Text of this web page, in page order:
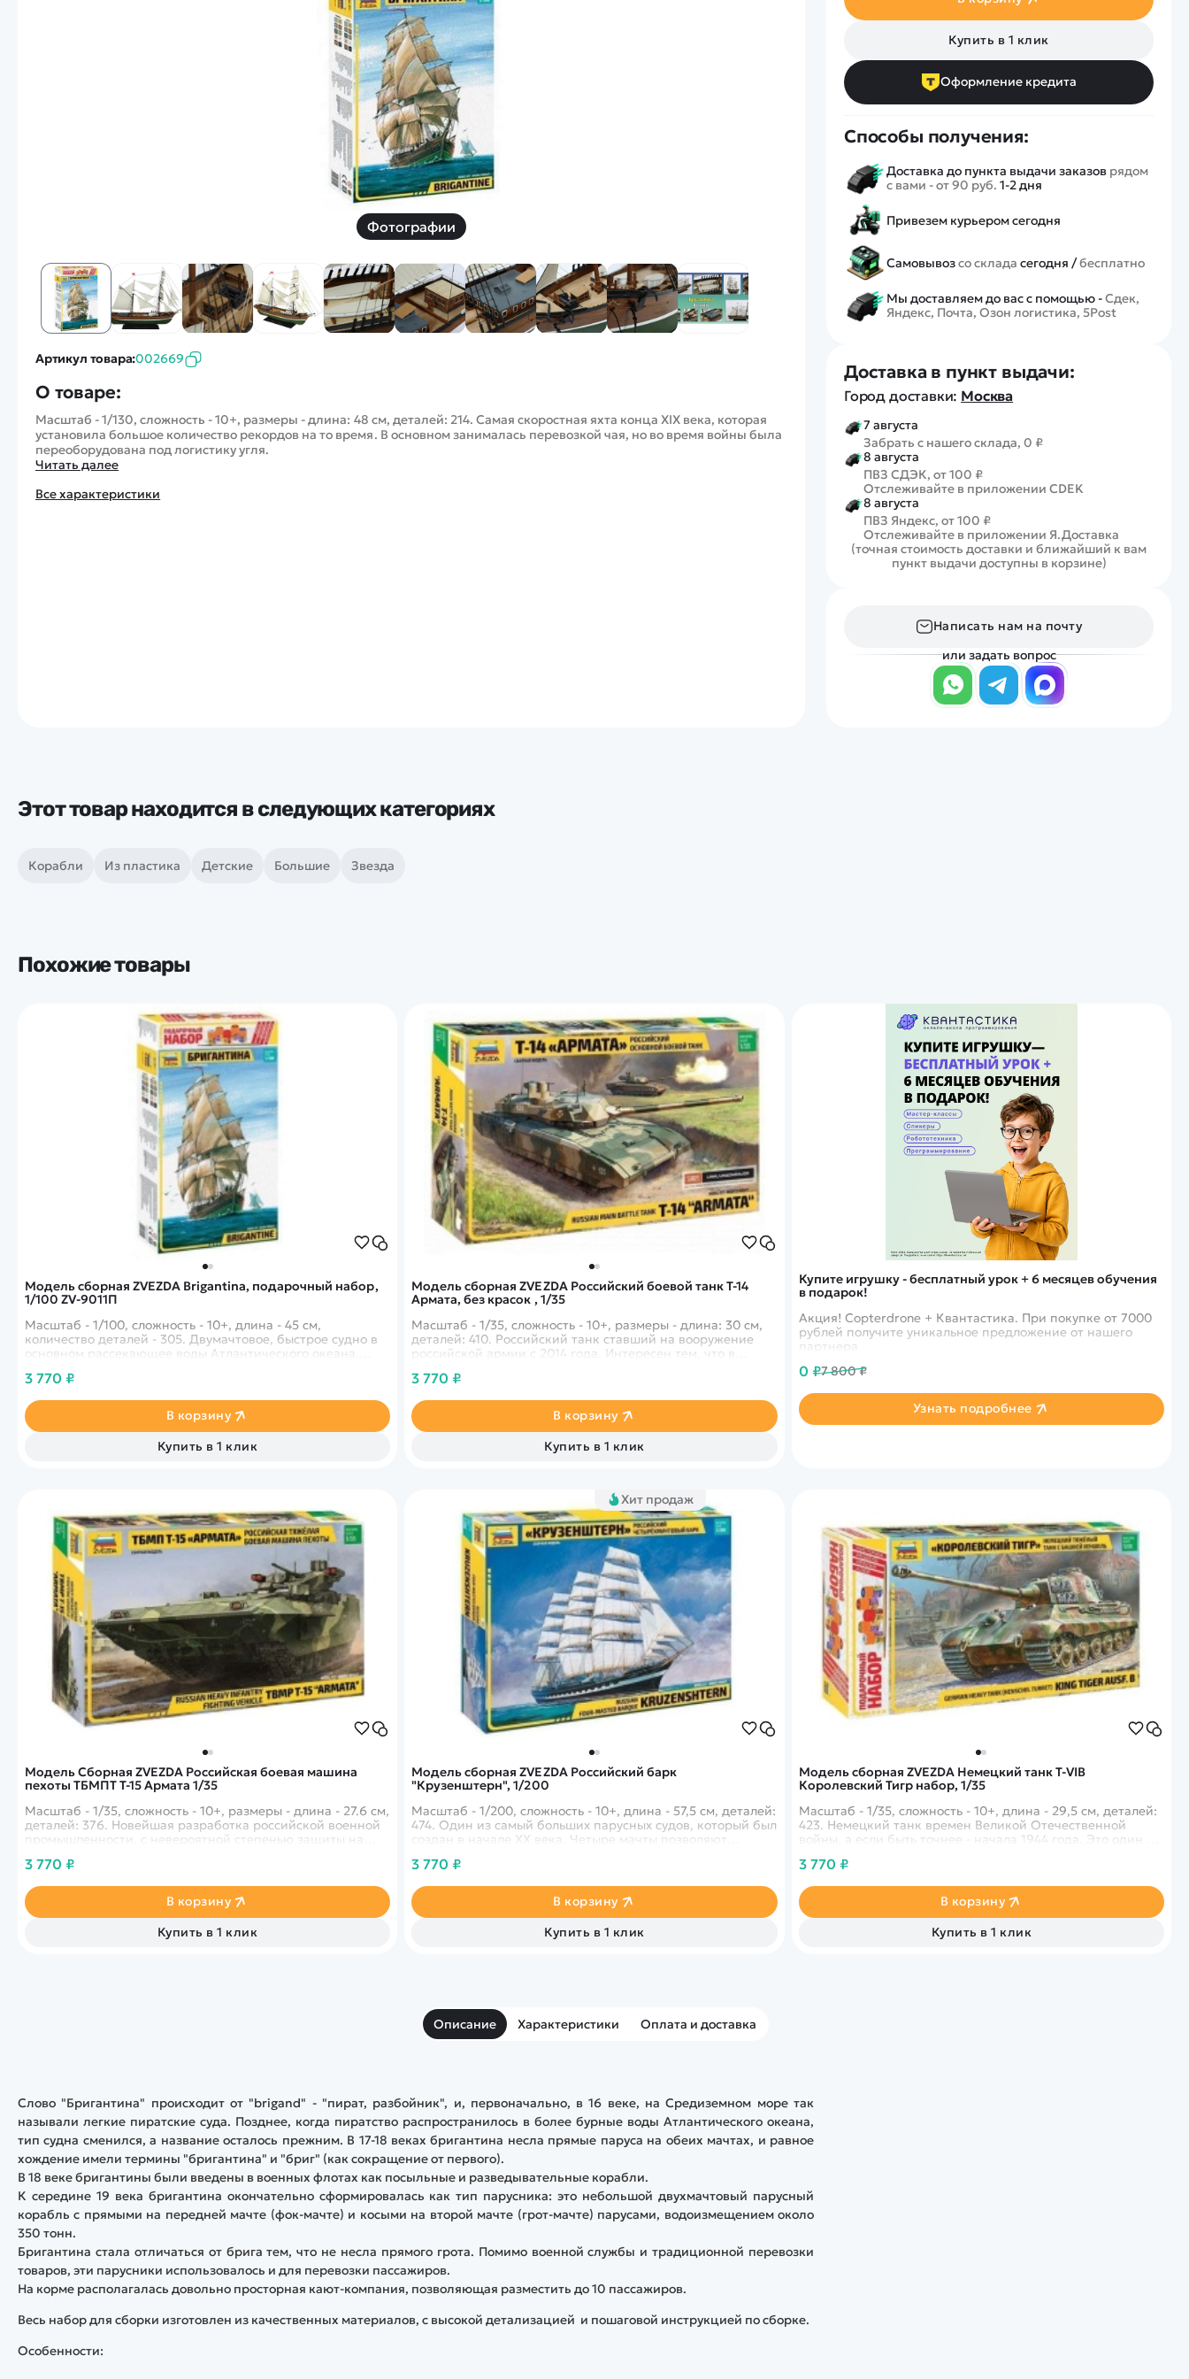
Дроны с 4k камерой
Скоростной катер
Вертолетик для детей ну пульте
Машины 1 к 10
Скидки
Смотреть -30%
Фотографии
Артикул товара:002669
О товаре:
Масштаб - 1/130, сложность - 10+, размеры - длина: 48 см, деталей: 214. Самая скоростная яхта конца XIX века, которая
установила большое количество рекордов на то время. В основном занималась перевозкой чая, но во время войны была
переоборудована под логистику угля.
Читать далее
Все характеристики
Купить в 1 клик
Оформление кредита
Способы получения:
Доставка до пункта выдачи заказов рядом
с вами - от 90 руб. 1-2 дня
Привезем курьером сегодня
Самовывозсо склада сегодня /бесплатно
Мы доставляем до вас с помощью -Сдек,
Яндекс, Почта, Озон логистика, 5Post
Доставка в пункт выдачи:
Город доставки: Москва
7 августа
Забрать с нашего склада, 0 ₽
8 августа
ПВЗ СДЭК, от 100 ₽
Отслеживайте в приложении CDEK
8 августа
ПВЗ Яндекс, от 100 ₽
Отслеживайте в приложении Я.Доставка
(точная стоимость доставки и ближайший к вам
пункт выдачи доступны в корзине)
Написать нам на почту
или задать вопрос
Этот товар находится в следующих категориях
Корабли Из пластика Детские Большие Звезда
Похожие товары
Купите игрушку - бесплатный урок + 6 месяцев обучения
в подарок!
Акция! Copterdrone + Квантастика. При покупке от 7000
рублей получите уникальное предложение от нашего
партнера
0 ₽7 800 ₽
Узнать подробнее
Модель сборная ZVEZDA Brigantina, подарочный набор,
1/100 ZV-9011П
Масштаб - 1/100, сложность - 10+, длина - 45 см,
количество деталей - 305. Двумачтовое, быстрое судно в
основном рассекающее воды Атлантического океана.
пиратами!
3 770 ₽
В корзину
Купить в 1 клик
Модель сборная ZVEZDA Российский боевой танк Т-14
Армата, без красок , 1/35
Масштаб - 1/35, сложность - 10+, размеры - длина: 30 см,
деталей: 410. Российский танк ставший на вооружение
российской армии с 2014 года. Интересен тем, что в
отдельном месте, специально разработанным для этого.
3 770 ₽
В корзину
Купить в 1 клик
Модель Сборная ZVEZDA Российская боевая машина
пехоты ТБМПТ Т-15 Армата 1/35
Масштаб - 1/35, сложность - 10+, размеры - длина - 27.6 см,
деталей: 376. Новейшая разработка российской военной
промышленности, с невероятной степенью защиты на
3 770 ₽
В корзину
Купить в 1 клик
Хит продаж
Модель сборная ZVEZDA Российский барк
"Крузенштерн", 1/200
Масштаб - 1/200, сложность - 10+, длина - 57,5 см, деталей:
474. Один из самый больших парусных судов, который был
создан в начале XX века. Четыре мачты позволяют
3 770 ₽
В корзину
Купить в 1 клик
Модель сборная ZVEZDA Немецкий танк T-VIB
Королевский Тигр набор, 1/35
Масштаб - 1/35, сложность - 10+, длина - 29,5 см, деталей:
423. Немецкий танк времен Великой Отечественной
войны, а если быть точнее - начала 1944 года. Это один из
3 770 ₽
В корзину
Купить в 1 клик
Описание Характеристики Оплата и доставка
Слово "Бригантина" происходит от "brigand" - "пират, разбойник", и, первоначально, в 16 веке, на Средиземном море так
называли легкие пиратские суда. Позднее, когда пиратство распространилось в более бурные воды Атлантического океана,
тип судна сменился, а название осталось прежним. В 17-18 веках бригантина несла прямые паруса на обеих мачтах, и равное
хождение имели термины "бригантина" и "бриг" (как сокращение от первого).
В 18 веке бригантины были введены в военных флотах как посыльные и разведывательные корабли.
К середине 19 века бригантина окончательно сформировалась как тип парусника: это небольшой двухмачтовый парусный
корабль с прямыми на передней мачте (фок-мачте) и косыми на второй мачте (грот-мачте) парусами, водоизмещением около
350 тонн.
Бригантина стала отличаться от брига тем, что не несла прямого грота. Помимо военной службы и традиционной перевозки
товаров, эти парусники использовалось и для перевозки пассажиров.
На корме располагалась довольно просторная кают-компания, позволяющая разместить до 10 пассажиров.
Весь набор для сборки изготовлен из качественных материалов, с высокой детализацией и пошаговой инструкцией по сборке.
Особенности:
Наши соцсети:
Спецтехника
Железные дороги
Конструкторы
Запчасти для моделей